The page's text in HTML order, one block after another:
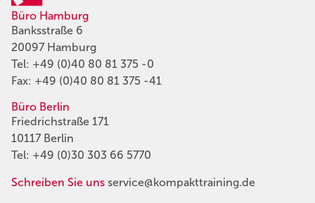
Büro Hamburg
Banksstraße 6
20097 Hamburg
Tel: +49 (0)40 80 81 375 -0
Fax: +49 (0)40 80 81 375 -41
Büro Berlin
Friedrichstraße 171
10117 Berlin
Tel: +49 (0)30 303 66 5770
Schreiben Sie uns service@kompakttraining.de